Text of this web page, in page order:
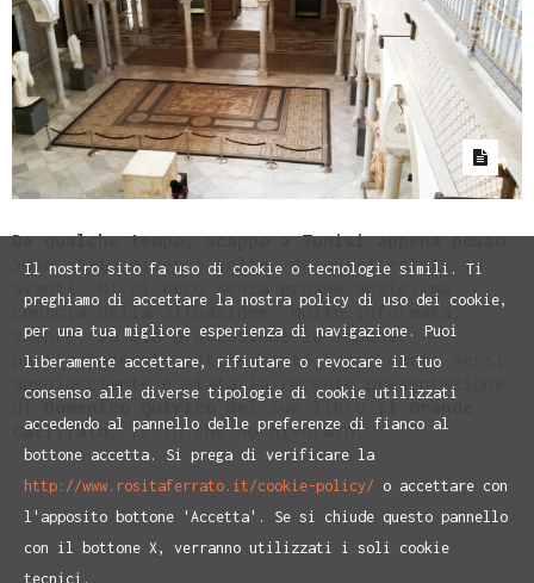
Da qualche tempo, scappo a Tunisi appena posso.
Sono stata diverse volte, da quest'estate in
conscia della situazione. Molto informata,
sempre, la mia professione lo impone:
particolarmente interessante e per certi versi
agghiacciante è stata la recente presentazione
del suo libro
Califfato , testo che ho divorato,
Il nostro sito fa uso di cookie o tecnologie simili. Ti
preghiamo di accettare la nostra policy di uso dei cookie,
per una tua migliore esperienza di navigazione. Puoi
liberamente accettare, rifiutare o revocare il tuo
consenso alle diverse tipologie di cookie utilizzati
accedendo al pannello delle preferenze di fianco al
bottone accetta. Si prega di verificare la
http://www.rositaferrato.it/cookie-policy/ o accettare con
l'apposito bottone 'Accetta'. Se si chiude questo pannello
con il bottone X, verranno utilizzati i soli cookie
tecnici.